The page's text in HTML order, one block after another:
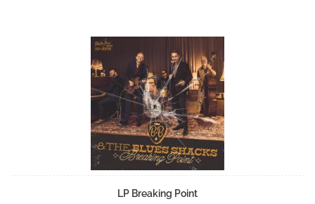
LP Breaking Point